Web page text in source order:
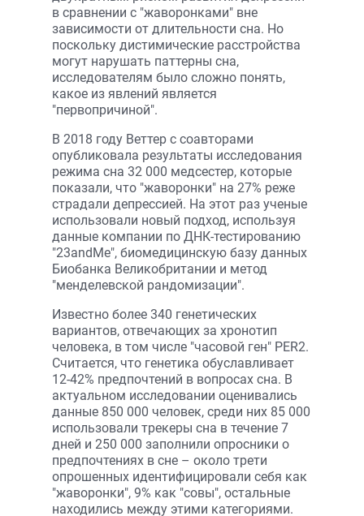
в сравнении с "жаворонками" вне
зависимости от длительности сна. Но
поскольку дистимические расстройства
могут нарушать паттерны сна,
исследователям было сложно понять,
какое из явлений является
"первопричиной".
В 2018 году Веттер с соавторами
опубликовала результаты исследования
режима сна 32 000 медсестер, которые
показали, что "жаворонки" на 27% реже
страдали депрессией. На этот раз ученые
использовали новый подход, используя
данные компании по ДНК-тестированию
"23andMe", биомедицинскую базу данных
Биобанка Великобритании и метод
"менделевской рандомизации".
Известно более 340 генетических
вариантов, отвечающих за хронотип
человека, в том числе "часовой ген" PER2.
Считается, что генетика обуславливает
12-42% предпочтений в вопросах сна. В
актуальном исследовании оценивались
данные 850 000 человек, среди них 85 000
использовали трекеры сна в течение 7
дней и 250 000 заполнили опросники о
предпочтениях в сне – около трети
опрошенных идентифицировали себя как
"жаворонки", 9% как "совы", остальные
находились между этими категориями.